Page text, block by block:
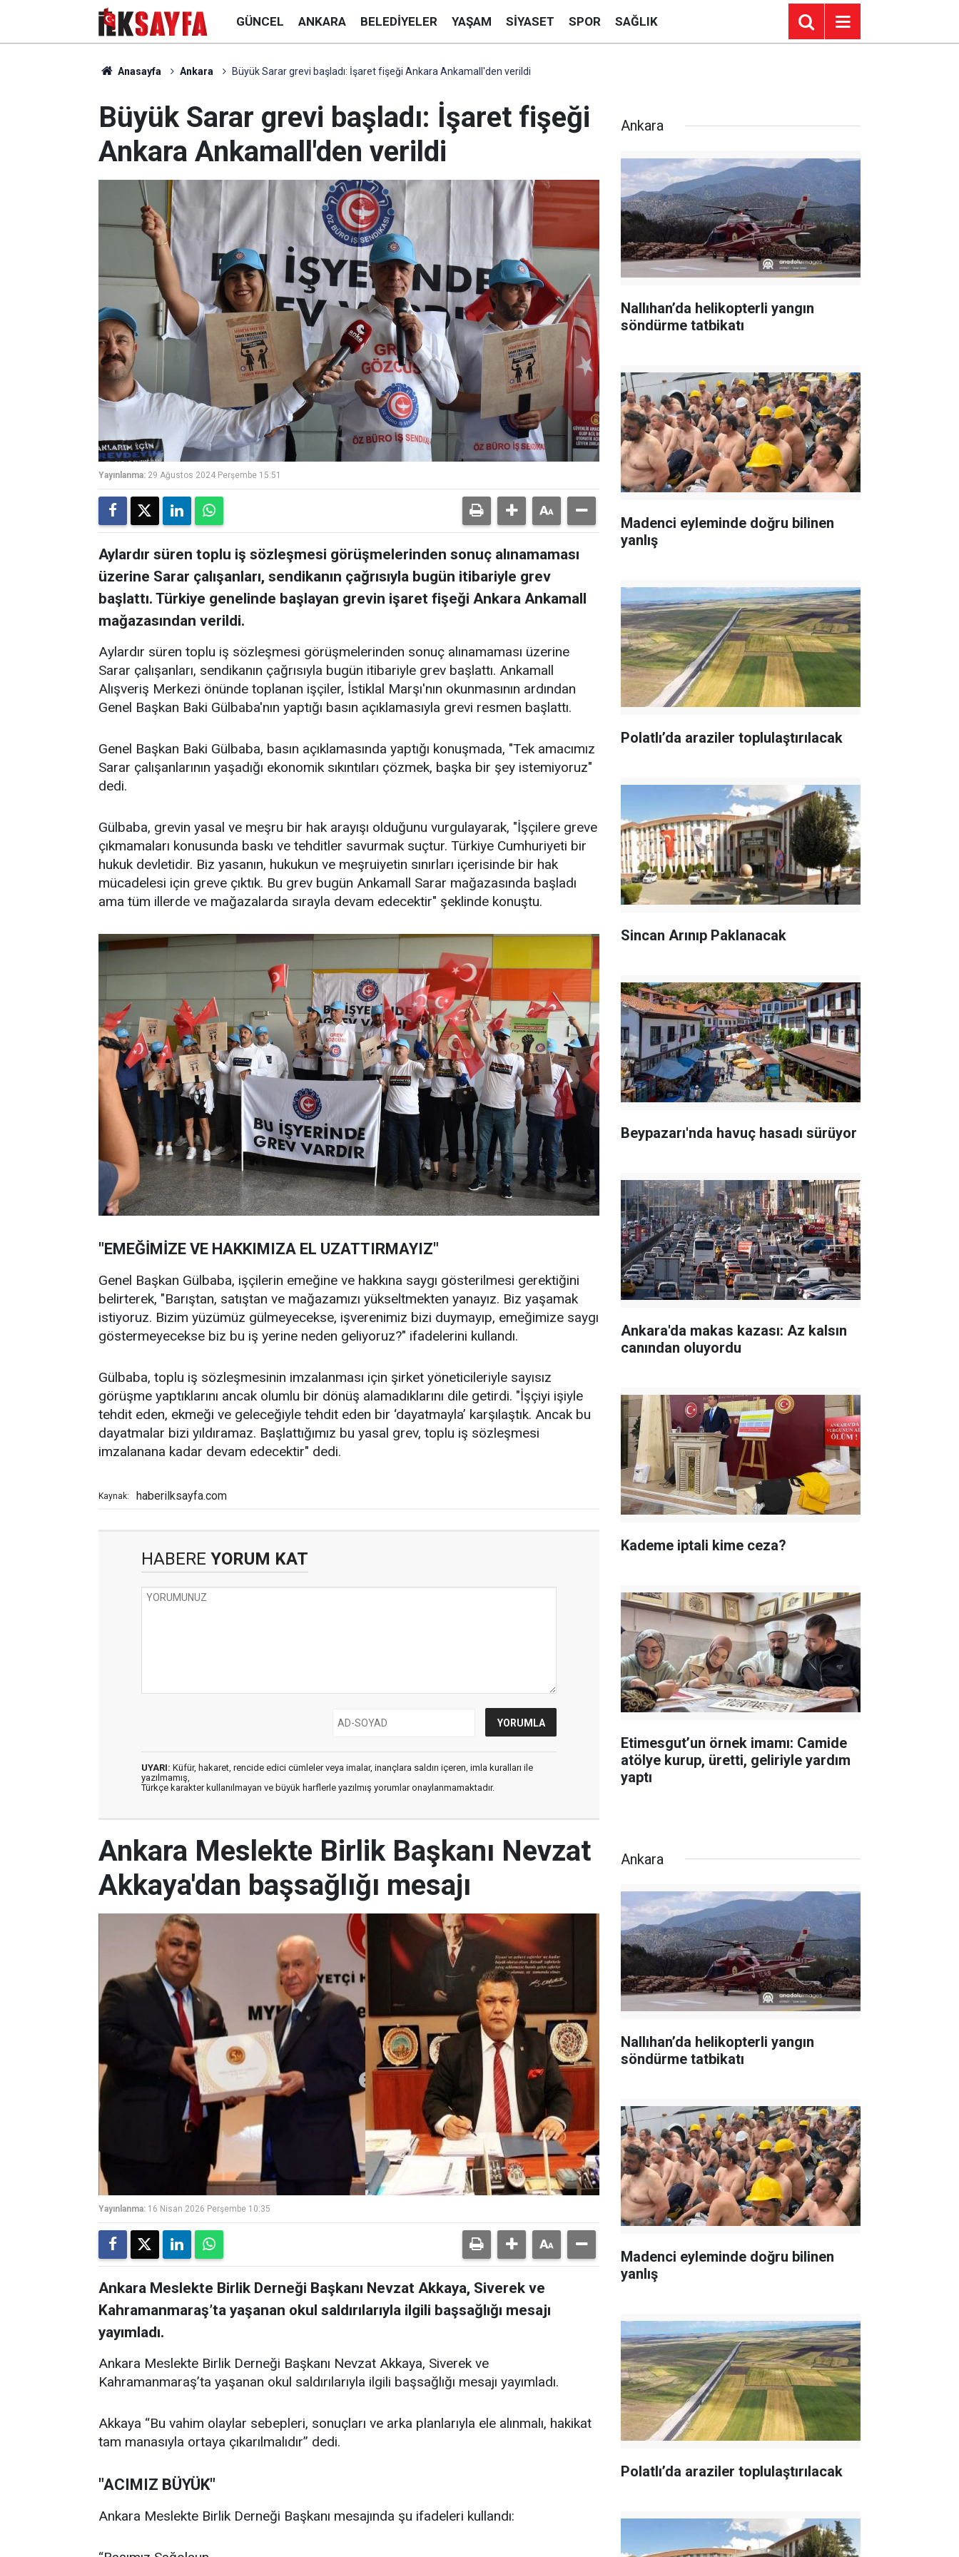
GÜNCEL ANKARA BELEDIYELER YAŞAM SIYASET SPOR SAĞLIK
Anasayfa Ankara Büyük Sarar grevi başladı: İşaret fişeği Ankara Ankamall'den verildi
Büyük Sarar grevi başladı: İşaret fişeği
Ankara Ankamall'den verildi
Yayınlanma: 29 Ağustos 2024 Perşembe 15:51
Aylardır süren toplu iş sözleşmesi görüşmelerinden sonuç alınamaması
üzerine Sarar çalışanları, sendikanın çağrısıyla bugün itibariyle grev
başlattı. Türkiye genelinde başlayan grevin işaret fişeği Ankara Ankamall
mağazasından verildi.
Aylardır süren toplu iş sözleşmesi görüşmelerinden sonuç alınamaması üzerine
Sarar çalışanları, sendikanın çağrısıyla bugün itibariyle grev başlattı. Ankamall
Alışveriş Merkezi önünde toplanan işçiler, İstiklal Marşı'nın okunmasının ardından
Genel Başkan Baki Gülbaba'nın yaptığı basın açıklamasıyla grevi resmen başlattı.
Genel Başkan Baki Gülbaba, basın açıklamasında yaptığı konuşmada, "Tek amacımız
Sarar çalışanlarının yaşadığı ekonomik sıkıntıları çözmek, başka bir şey istemiyoruz"
dedi.
Gülbaba, grevin yasal ve meşru bir hak arayışı olduğunu vurgulayarak, "İşçilere greve
çıkmamaları konusunda baskı ve tehditler savurmak suçtur. Türkiye Cumhuriyeti bir
hukuk devletidir. Biz yasanın, hukukun ve meşruiyetin sınırları içerisinde bir hak
mücadelesi için greve çıktık. Bu grev bugün Ankamall Sarar mağazasında başladı
ama tüm illerde ve mağazalarda sırayla devam edecektir" şeklinde konuştu.
"EMEĞİMİZE VE HAKKIMIZA EL UZATTIRMAYIZ"
Genel Başkan Gülbaba, işçilerin emeğine ve hakkına saygı gösterilmesi gerektiğini
belirterek, "Barıştan, satıştan ve mağazamızı yükseltmekten yanayız. Biz yaşamak
istiyoruz. Bizim yüzümüz gülmeyecekse, işverenimiz bizi duymayıp, emeğimize saygı
göstermeyecekse biz bu iş yerine neden geliyoruz?" ifadelerini kullandı.
Gülbaba, toplu iş sözleşmesinin imzalanması için şirket yöneticileriyle sayısız
görüşme yaptıklarını ancak olumlu bir dönüş alamadıklarını dile getirdi. "İşçiyi işiyle
tehdit eden, ekmeği ve geleceğiyle tehdit eden bir ‘dayatmayla’ karşılaştık. Ancak bu
dayatmalar bizi yıldıramaz. Başlattığımız bu yasal grev, toplu iş sözleşmesi
imzalanana kadar devam edecektir" dedi.
Kaynak: haberilksayfa.com
HABERE YORUM KAT
UYARI: Küfür, hakaret, rencide edici cümleler veya imalar, inançlara saldırı içeren, imla kuralları ile
yazılmamış,
Türkçe karakter kullanılmayan ve büyük harflerle yazılmış yorumlar onaylanmamaktadır.
Ankara
Nallıhan’da helikopterli yangın
söndürme tatbikatı
Madenci eyleminde doğru bilinen
yanlış
Polatlı’da araziler toplulaştırılacak
Sincan Arınıp Paklanacak
Beypazarı'nda havuç hasadı sürüyor
Ankara'da makas kazası: Az kalsın
canından oluyordu
Kademe iptali kime ceza?
Etimesgut’un örnek imamı: Camide
atölye kurup, üretti, geliriyle yardım
yaptı
Ankara Meslekte Birlik Başkanı Nevzat
Akkaya'dan başsağlığı mesajı
Yayınlanma: 16 Nisan 2026 Perşembe 10:35
Ankara Meslekte Birlik Derneği Başkanı Nevzat Akkaya, Siverek ve
Kahramanmaraş’ta yaşanan okul saldırılarıyla ilgili başsağlığı mesajı
yayımladı.
Ankara Meslekte Birlik Derneği Başkanı Nevzat Akkaya, Siverek ve
Kahramanmaraş’ta yaşanan okul saldırılarıyla ilgili başsağlığı mesajı yayımladı.
Akkaya “Bu vahim olaylar sebepleri, sonuçları ve arka planlarıyla ele alınmalı, hakikat
tam manasıyla ortaya çıkarılmalıdır” dedi.
"ACIMIZ BÜYÜK"
Ankara Meslekte Birlik Derneği Başkanı mesajında şu ifadeleri kullandı:
Ankara
Nallıhan’da helikopterli yangın
söndürme tatbikatı
Madenci eyleminde doğru bilinen
yanlış
Polatlı’da araziler toplulaştırılacak